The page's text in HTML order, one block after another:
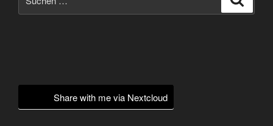
nach:
Share with me via Nextcloud